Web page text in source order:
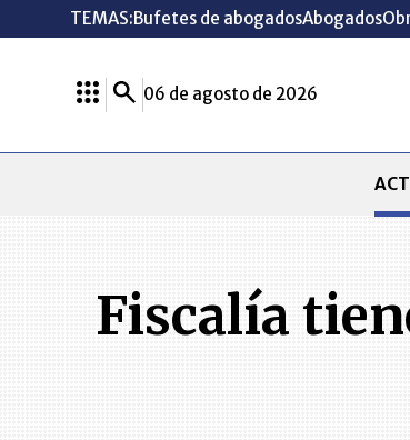
TEMAS:Bufetes de abogadosAbogados
06 de agosto de 2026
Fiscalía